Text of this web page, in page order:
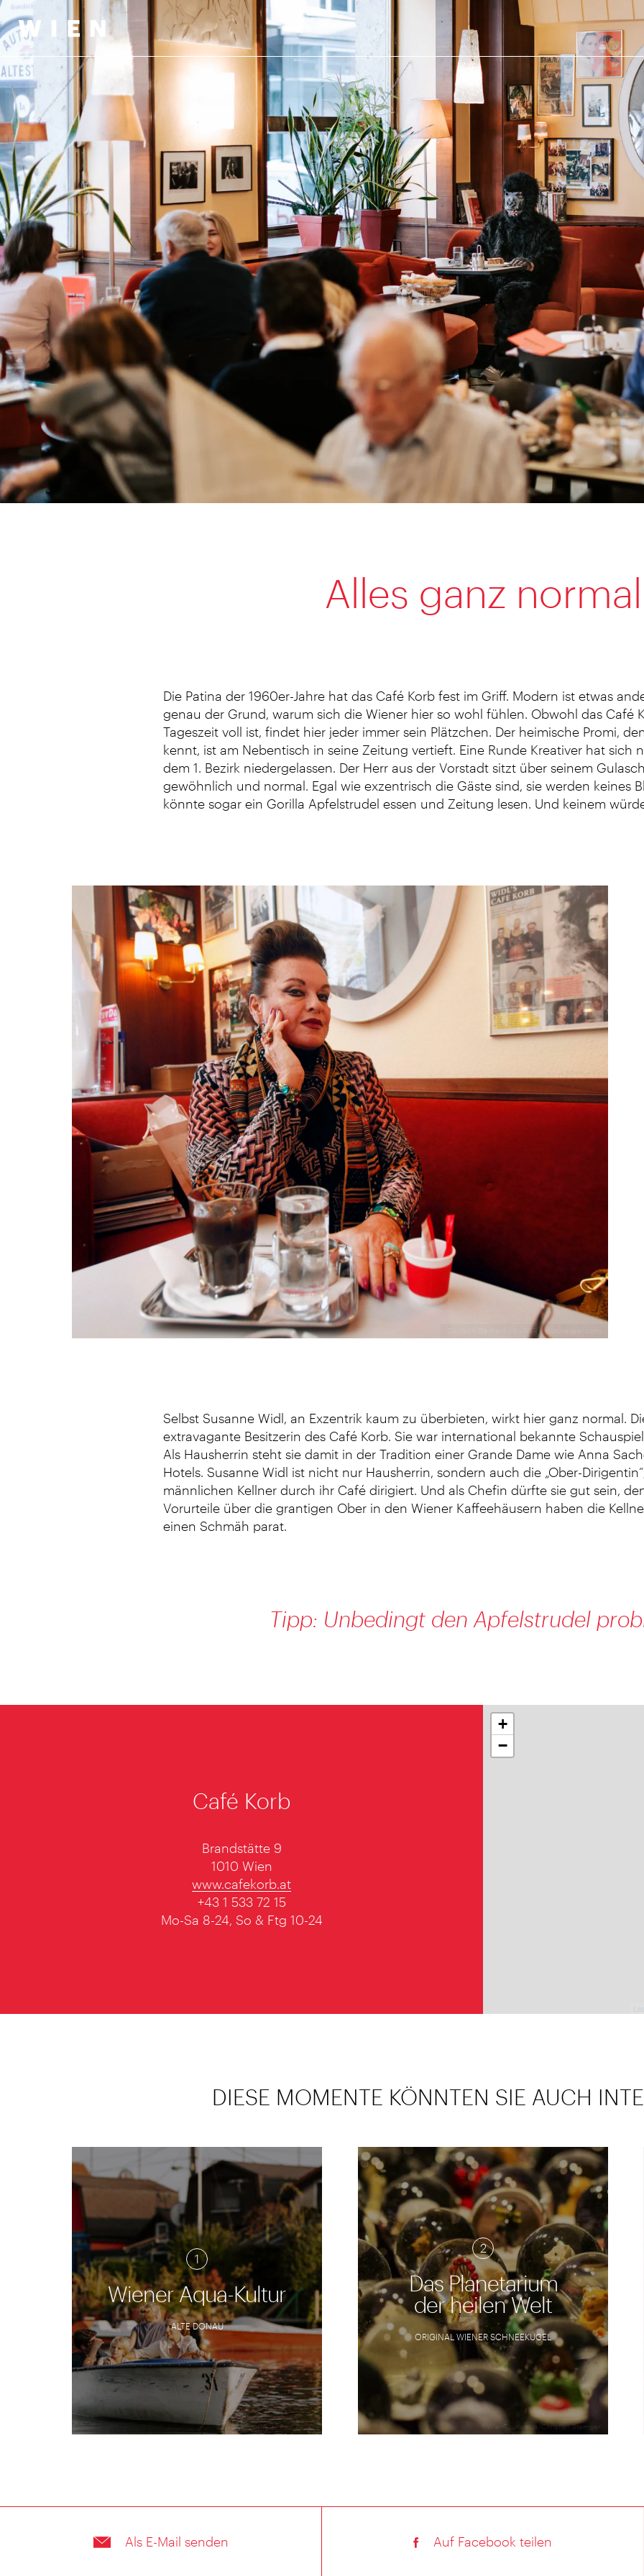
Alles ganz normal
Die Patina der 1960er-Jahre hat das Café Korb fest im Griff. Modern ist etwas
genau der Grund, warum sich die Wiener hier so wohl fühlen. Obwohl das Café
Tageszeit voll ist, findet hier jeder immer sein Plätzchen. Der heimische Promi,
kennt, ist am Nebentisch in seine Zeitung vertieft. Eine Runde Kreativer hat sich
dem 1. Bezirk niedergelassen. Der Herr aus der Vorstadt sitzt über seinem
gewöhnlich und normal. Egal wie exzentrisch die Gäste sind, sie werden keines
könnte sogar ein Gorilla Apfelstrudel essen und Zeitung lesen. Und keinem
Deutsch Gerhard / KURIER / picturedesk.com
Selbst Susanne Widl, an Exzentrik kaum zu überbieten, wirkt hier ganz normal.
extravagante Besitzerin des Café Korb. Sie war international bekannte
Als Hausherrin steht sie damit in der Tradition einer Grande Dame wie Anna
Hotels. Susanne Widl ist nicht nur Hausherrin, sondern auch die „Ober-
männlichen Kellner durch ihr Café dirigiert. Und als Chefin dürfte sie gut sein,
Vorurteile über die grantigen Ober in den Wiener Kaffeehäusern haben die
einen Schmäh parat.
Tipp: Unbedingt den Apfelstrudel
Café Korb
Brandstätte 9
1010 Wien
www.cafekorb.at
+43 1 533 72 15
Mo-Sa 8-24, So & Ftg 10-24
+
−
DIESE MOMENTE KÖNNTEN SIE AUCH
© WienTourismus/ Paul Bauer
1
Wiener Aqua-Kultur
ALTE DONAU
WienTourismus/Christian Stemper
2
Das Planetarium
der heilen Welt
ORIGINAL WIENER SCHNEEKUGEL
Als E-Mail senden Auf Facebook teilen